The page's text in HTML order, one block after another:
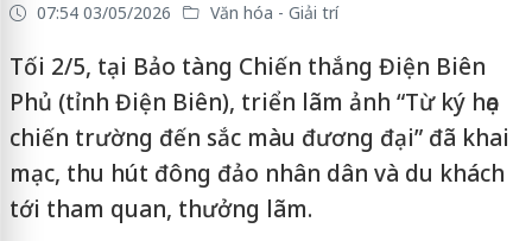
07:54 03/05/2026 Văn hóa - Giải trí
Tối 2/5, tại Bảo tàng Chiến thắng Điện Biên
Phủ (tỉnh Điện Biên), triển lãm ảnh “Từ ký họa
chiến trường đến sắc màu đương đại” đã khai
mạc, thu hút đông đảo nhân dân và du khách
tới tham quan, thưởng lãm.